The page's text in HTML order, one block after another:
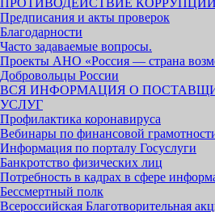
ПРОТИВОДЕЙСТВИЕ КОРРУПЦИИ
Предписания и акты проверок
Благодарности
Часто задаваемые вопросы.
Проекты АНО «Россия — страна
Добровольцы России
ВСЯ ИНФОРМАЦИЯ О
УСЛУГ
Профилактика коронавируса
Вебинары по финансовой
Информация по порталу Госуслуги
Банкротство физических лиц
Потребность в кадрах в сфере
Бессмертный полк
Всероссийская Благотворительная